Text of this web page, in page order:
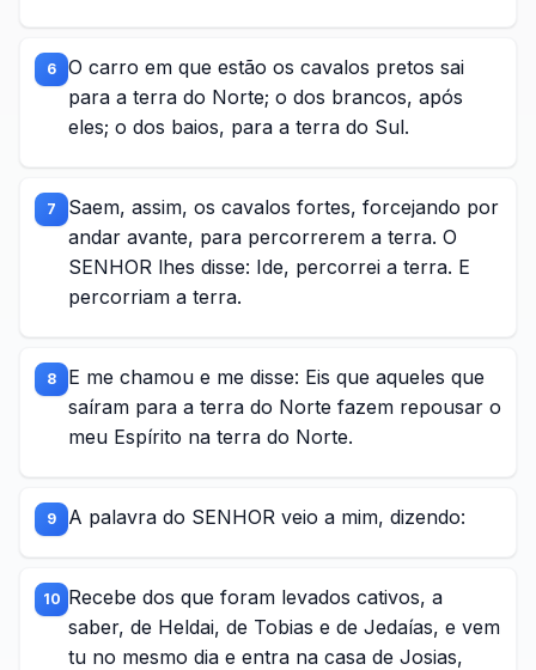
6
O carro em que estão os cavalos pretos sai
para a terra do Norte; o dos brancos, após
eles; o dos baios, para a terra do Sul.
7
Saem, assim, os cavalos fortes, forcejando por
andar avante, para percorrerem a terra. O
SENHOR lhes disse: Ide, percorrei a terra. E
percorriam a terra.
8
E me chamou e me disse: Eis que aqueles que
saíram para a terra do Norte fazem repousar o
meu Espírito na terra do Norte.
9 A palavra do SENHOR veio a mim, dizendo:
10 Recebe dos que foram levados cativos, a
saber, de Heldai, de Tobias e de Jedaías, e vem
tu no mesmo dia e entra na casa de Josias,